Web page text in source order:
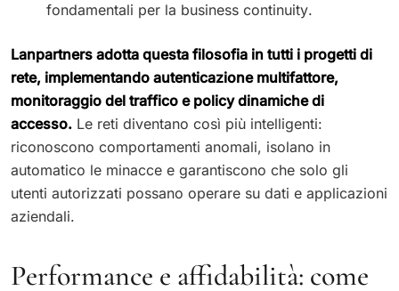
fondamentali per la business continuity.
Lanpartners adotta questa filosofia in tutti i progetti di
rete, implementando autenticazione multifattore,
monitoraggio del traffico e policy dinamiche di
accesso. Le reti diventano così più intelligenti:
riconoscono comportamenti anomali, isolano in
automatico le minacce e garantiscono che solo gli
utenti autorizzati possano operare su dati e applicazioni
aziendali.
Performance e affidabilità: come